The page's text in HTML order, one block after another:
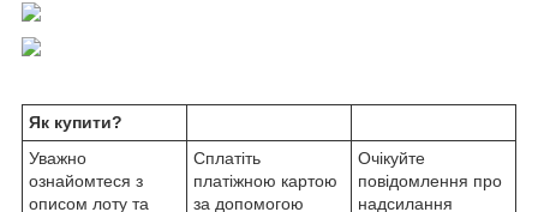
Як купити?
Уважно
ознайомтеся з
описом лоту та
Сплатіть
платіжною картою
за допомогою
Очікуйте
повідомлення про
надсилання